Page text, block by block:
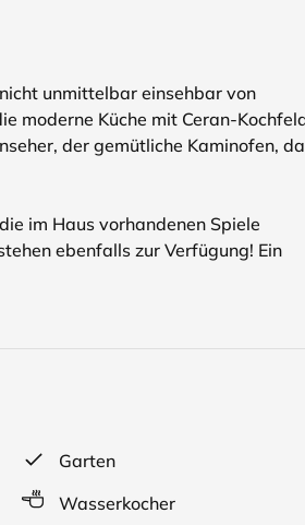
unmittelbar einsehbar von
moderne Küche mit Ceran-
der gemütliche Kaminofen,
im Haus vorhandenen Spiele
ebenfalls zur Verfügung! Ein
Garten
Wasserkocher